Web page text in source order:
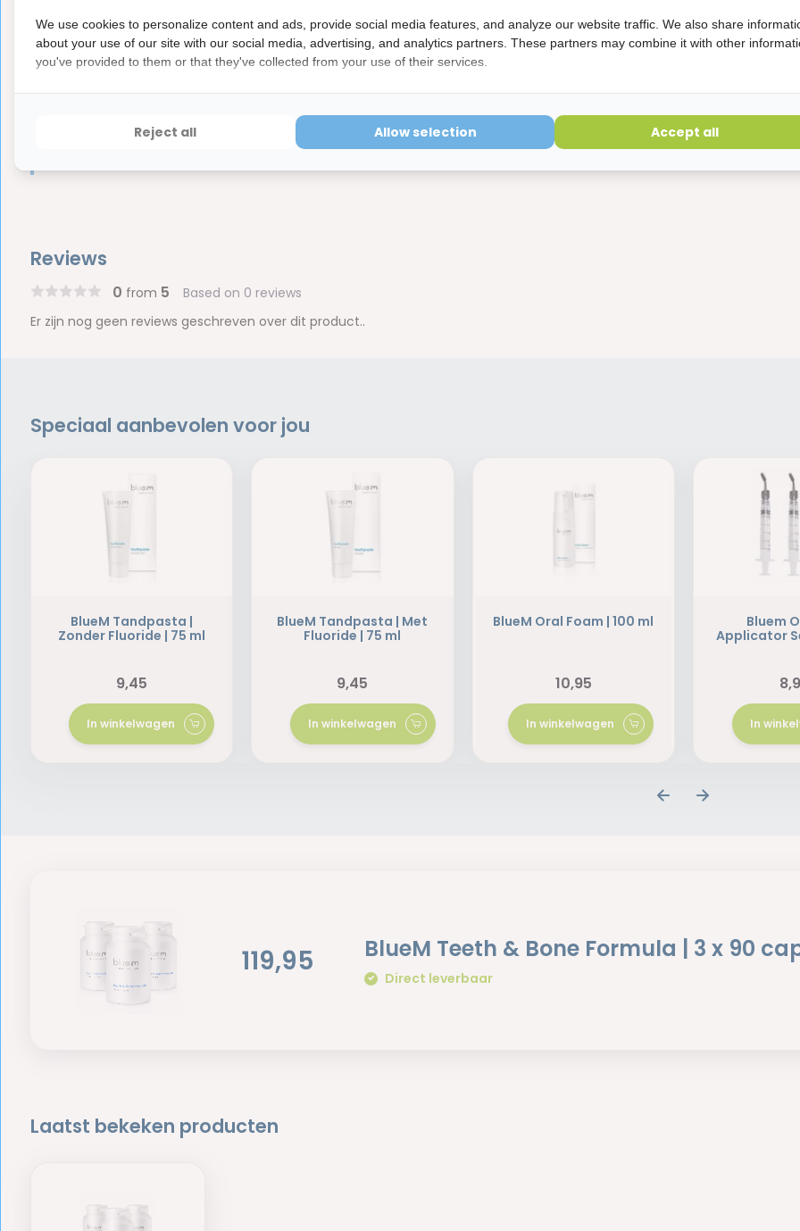
3 x 90 capsules BlueM Teeth & Bone Formula
Merk:BlueM
Let op
Dit is een hygiëne product met aangepaste retourvoorwaarden
Hygiëneartikelen waarvan de verzegeling na de levering is verbroken kunnen niet geretourneerd worden en
hebben ook een waardevermindering van 100%.
Reviews
0 from 5
Based on 0 reviews
Er zijn nog geen reviews geschreven over dit product..
Speciaal aanbevolen voor jou
BlueM Tandpasta |
Zonder Fluoride | 75 ml
9,45
In winkelwagen
BlueM Tandpasta | Met
Fluoride | 75 ml
9,45
In winkelwagen
BlueM Oral Foam | 100 ml
10,95
In winkelwagen
Bluem
Applicator
In
119,95 BlueM Teeth & Bone Formula | 3 x 90
Direct leverbaar
Laatst bekeken producten
We use cookies to personalize content and ads, provide social media features, and analyze our website traffic. We also share
about your use of our site with our social media, advertising, and analytics partners. These partners may combine it with other
you've provided to them or that they've collected from your use of their services.
Reject all Allow selection Accept all